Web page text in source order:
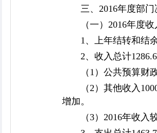
三、2016年度部门
（一）2016年度
1、上年结转和结
2、收入总计
（1）公共预算财
（2）其他收入
增加。
（3）2016年收